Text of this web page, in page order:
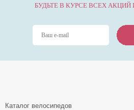
БУДЬТЕ В КУРСЕ ВСЕХ АКЦИЙ
Каталог велосипедов